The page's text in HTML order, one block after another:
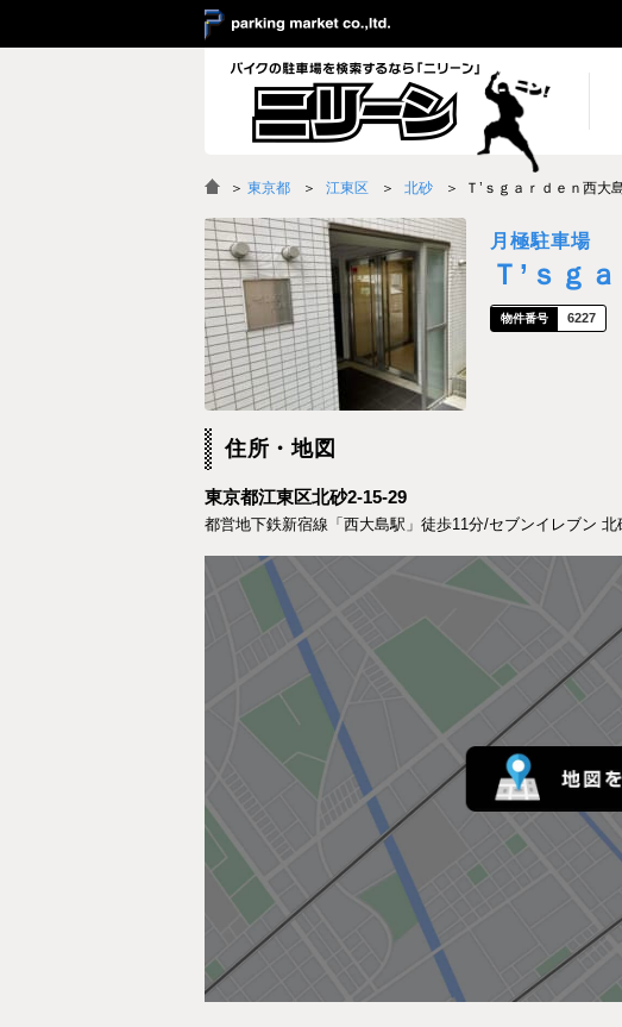
＞ 東京都 江東区 北砂 Ｔ’ｓｇａｒｄｅｎ西大
月極駐車場
Ｔ’ｓｇ
6227
住所・地図
東京都江東区北砂2-15-29
都営地下鉄新宿線「西大島駅」徒歩11分/セブンイレブン